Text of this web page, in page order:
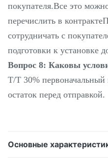
покупателя.Все это
перечислить в
сотрудничать с
подготовки к установке
Вопрос 8: Каковы
T/T 30% первоначальный
остаток перед отправкой.
Основные